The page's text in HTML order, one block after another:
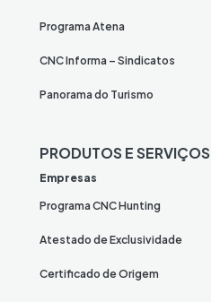
Programa Atena
CNC Informa – Sindicatos
Panorama do Turismo
PRODUTOS E SERVIÇOS
Empresas
Programa CNC Hunting
Atestado de Exclusividade
Certificado de Origem